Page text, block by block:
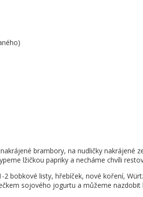
brambory, na nudličky
lžičkou papriky a necháme chvíli
bobkové listy, hřebíček, nové koření,
sojového jogurtu a můžeme nazdobit